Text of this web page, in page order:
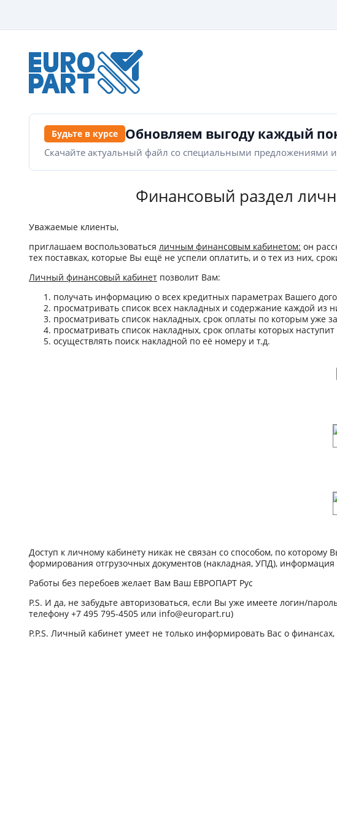
Будьте в курсе Обновляем выгоду каждый
Скачайте актуальный файл со специальными предложениями
Финансовый раздел
Уважаемые клиенты,
приглашаем воспользоваться личным финансовым кабинетом: он
тех поставках, которые Вы ещё не успели оплатить, и о тех из них,
Личный финансовый кабинет позволит Вам:
получать информацию о всех кредитных параметрах Вашего
просматривать список всех накладных и содержание каждой из
просматривать список накладных, срок оплаты по которым уже
просматривать список накладных, срок оплаты которых
осуществлять поиск накладной по её номеру и т.д.
Доступ к личному кабинету никак не связан со способом, по
формирования отгрузочных документов (накладная, УПД),
Работы без перебоев желает Вам Ваш ЕВРОПАРТ Рус
P.S. И да, не забудьте авторизоваться, если Вы уже имеете логин/
телефону +7 495 795-4505 или info@europart.ru)
P.P.S. Личный кабинет умеет не только информировать Вас о